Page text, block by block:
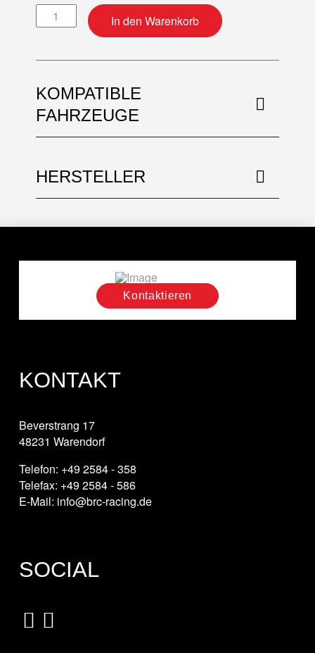
Kolben-Kit MengeIn den Warenkorb
KOMPATIBLE
FAHRZEUGE
HERSTELLER
Kontaktieren
KONTAKT
Beverstrang 17
48231 Warendorf
Telefon: +49 2584 - 358
Telefax: +49 2584 - 586
E-Mail: info@brc-racing.de
SOCIAL